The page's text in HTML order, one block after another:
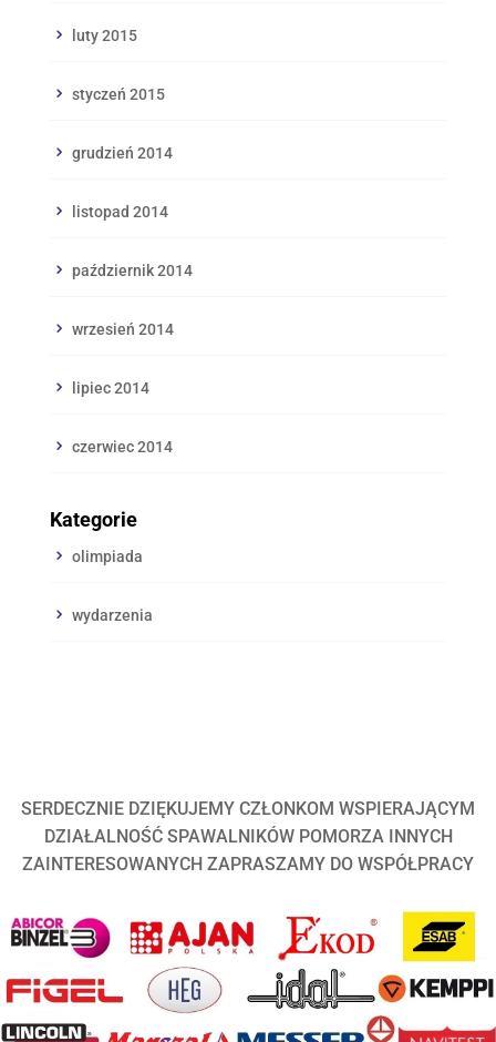
luty 2015
styczeń 2015
grudzień 2014
listopad 2014
październik 2014
wrzesień 2014
lipiec 2014
czerwiec 2014
Kategorie
olimpiada
wydarzenia
SERDECZNIE DZIĘKUJEMY CZŁONKOM WSPIERAJĄCYM
DZIAŁALNOŚĆ SPAWALNIKÓW POMORZA INNYCH
ZAINTERESOWANYCH ZAPRASZAMY DO WSPÓŁPRACY